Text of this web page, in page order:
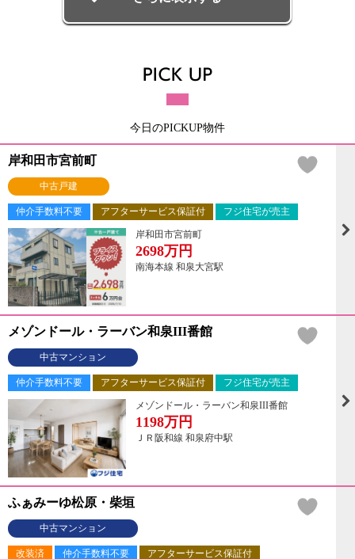
今日のPICKUP物件
岸和田市宮前町
中古戸建
仲介手数料不要 アフターサービス保証付 フジ住宅が売主
岸和田市宮前町
2698万円
南海本線 和泉大宮駅
メゾンドール・ラーバン和泉III番館
中古マンション
仲介手数料不要 アフターサービス保証付 フジ住宅が売主
メゾンドール・ラーバン和泉III番館
1198万円
ＪＲ阪和線 和泉府中駅
ふぁみーゆ松原・柴垣
中古マンション
改装済 仲介手数料不要
アフターサービス保証付